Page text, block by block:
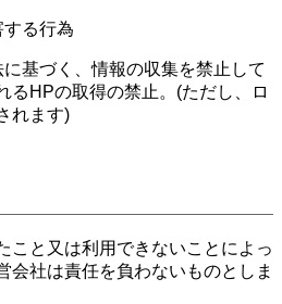
る行為
基づく、情報の収集を禁止して
るHPの取得の禁止。(ただし、ロ
れます)
こと又は利用できないことによっ
会社は責任を負わないものとしま